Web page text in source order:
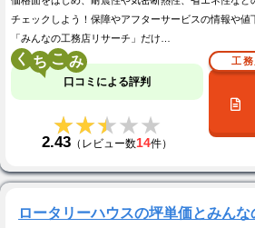
チェックしよう！保障やアフターサービスの情報や値
「みんなの工務店リサーチ」だけ…
く こ
口コミによる評判
★★★★★
★★★★★
2.43 （レビュー数14件）
工
ロータリーハウスの坪単価とみん